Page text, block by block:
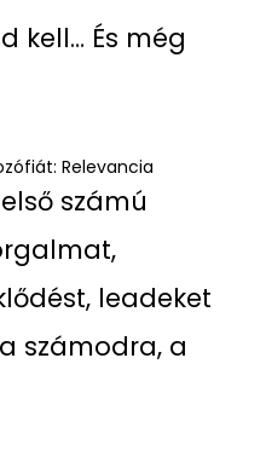
kell… És még
Relevancia
számú
leadeket
számodra, a